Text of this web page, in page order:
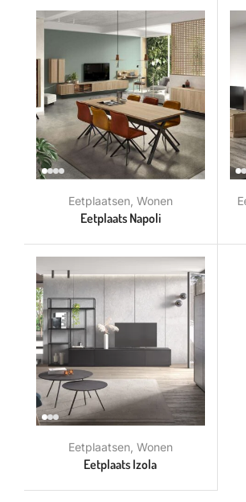
Eetplaatsen Wonen
Eetplaats Napoli
Eetplaatsen Wonen
Eetplaats Izola